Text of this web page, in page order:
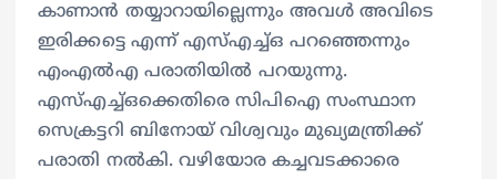
കാണാൻ തയ്യാറായില്ലെന്നും അവൾ അവിടെ
ഇരിക്കട്ടെ എന്ന് എസ്എച്ച്ഒ പറഞ്ഞെന്നും
എംഎൽഎ പരാതിയിൽ പറയുന്നു.
എസ്എച്ച്ഒക്കെതിരെ സിപിഐ സംസ്ഥാന
സെക്രട്ടറി ബിനോയ് വിശ്വവും മുഖ്യമന്ത്രിക്ക്
പരാതി നൽകി. വഴിയോര കച്ചവടക്കാരെ